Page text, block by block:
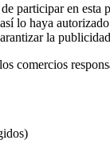
participar en
lo haya
la
comercios